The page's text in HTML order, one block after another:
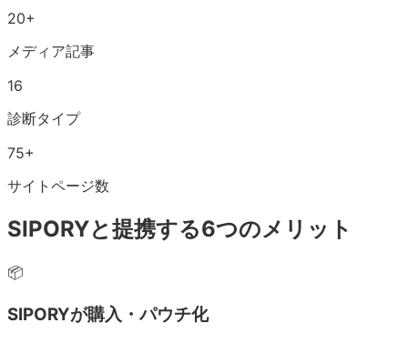
20+
メディア記事
16
診断タイプ
75+
サイトページ数
SIPORYと提携する6つのメリット
📦
SIPORYが購入・パウチ化